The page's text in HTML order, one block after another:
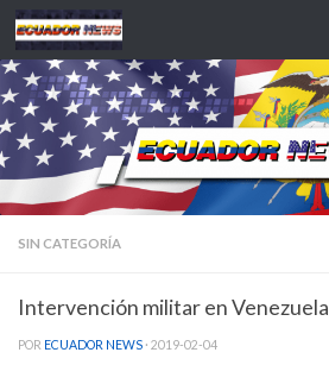
Saltar al contenido
SIN CATEGORÍA
Intervención militar en Venezuela
POR ECUADOR NEWS · 2019-02-04